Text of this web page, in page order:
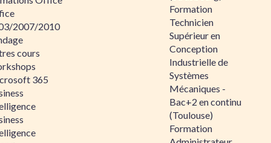
2007/2010
cours
365
Formation
Technicien
Supérieur en
Conception
Industrielle de
Systèmes
Mécaniques -
Bac+2 en continu
(Toulouse)
Formation